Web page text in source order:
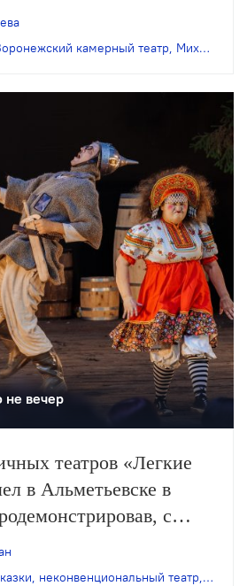
становится
явлением в
феноменом
сценического
Лебедева вспоминает
в истории этого
камерный театр, Михаил Бычков
не вечер
театров «Легкие
в Альметьевске в
с
особое качество
аудитории, с
, неконвенциональный театр, театр